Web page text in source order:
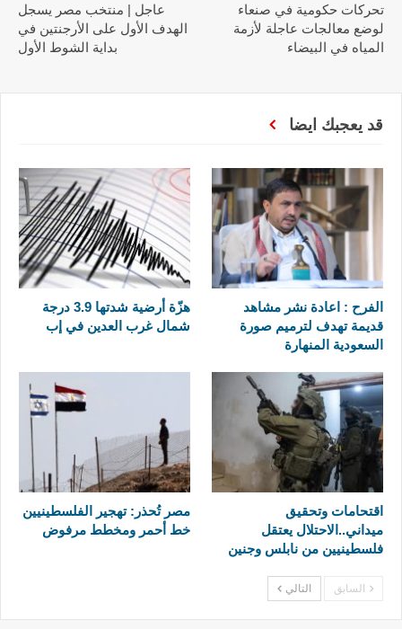
تحركات حكومية في صنعاء
لوضع معالجات عاجلة لأزمة
المياه في البيضاء
عاجل | منتخب مصر يسجل
الهدف الأول على الأرجنتين في
بداية الشوط الأول
قد يعجبك ايضا
الفرح : اعادة نشر مشاهد
قديمة تهدف لترميم صورة
السعودية المنهارة
هزّة أرضية شدتها 3.9 درجة
شمال غرب العدين في إب
اقتحامات وتحقيق
ميداني..الاحتلال يعتقل
فلسطينيين من نابلس وجنين
مصر تُحذر: تهجير الفلسطينيين
خط أحمر ومخطط مرفوض
السابق التالي